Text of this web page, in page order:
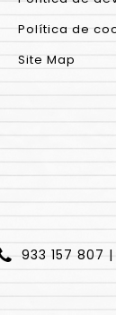
Política de
Site Map
933 157 807